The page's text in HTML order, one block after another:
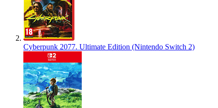
Cyberpunk 2077. Ultimate Edition (Nintendo Switch 2)